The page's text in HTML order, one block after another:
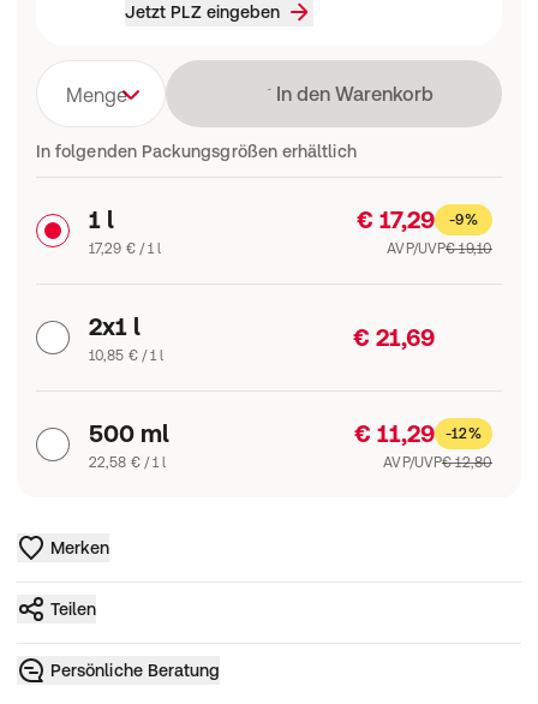
Jetzt PLZ eingeben
Menge Lädt
In den Warenkorb
In folgenden Packungsgrößen erhältlich
1 l
17,29 € / 1 l
€ 17,29
-9%
AVP/UVP€ 19,10
2x1 l
10,85 € / 1 l
€ 21,69
500 ml
22,58 € / 1 l
€ 11,29
-12%
AVP/UVP€ 12,80
Merken
Teilen
Persönliche Beratung